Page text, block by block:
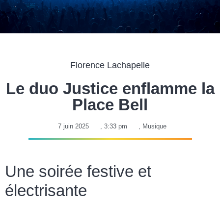
Florence Lachapelle
Le duo Justice enflamme la
Place Bell
7 juin 2025 , 3:33 pm , Musique
Une soirée festive et
électrisante